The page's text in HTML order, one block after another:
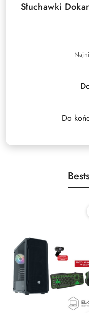
Słuchawki
30
dni
Do